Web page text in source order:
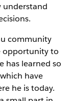
understand
community
opportunity to
has learned so
have
he is today.